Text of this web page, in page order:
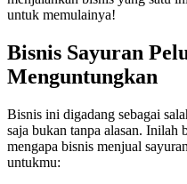
untuk memulainya!
Bisnis Sayuran
Menguntungkan
Bisnis ini digadang sebagai
saja bukan tanpa alasan. Inilah
mengapa bisnis menjual
untukmu: